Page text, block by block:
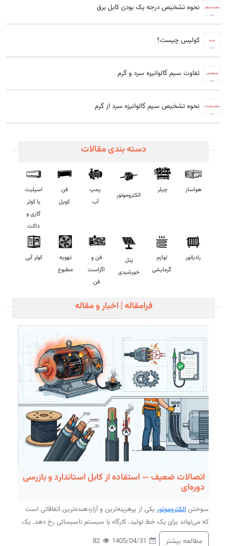
نحوه تشخیص درجه یک بودن کابل برق
کولیس چیست؟
تفاوت سیم گالوانیزه سرد و گرم
نحوه تشخیص سیم گالوانیزه سرد از گرم
دسته بندی مقالات
هواساز چیلر
الکتروموتور
پمپ
آب
فن
کویل
اسپلیت
یا کولر
گازی و
داکت
رادیاتور
لوازم
گرمایشی
پنل
خورشیدی
فن و
اگزاست
فن
تهویه
مطبوع
کولر آبی
فرامقاله| اخبار و مقاله
اتصالات ضعیف — استفاده از کابل استاندارد و بازرسی
دوره‌ای
سوختنالکتروموتور یکی از پرهزینه‌ترین و آزاردهنده‌ترین اتفاقاتی است
که می‌تواند برای یک خط تولید، کارگاه یا سیستم تاسیساتی رخ دهد. یک
لحظه موتور کار می‌کند، لحظه بعد بوی سوختگی می‌پیچد و کل خط
مطالعه بیشتر 82